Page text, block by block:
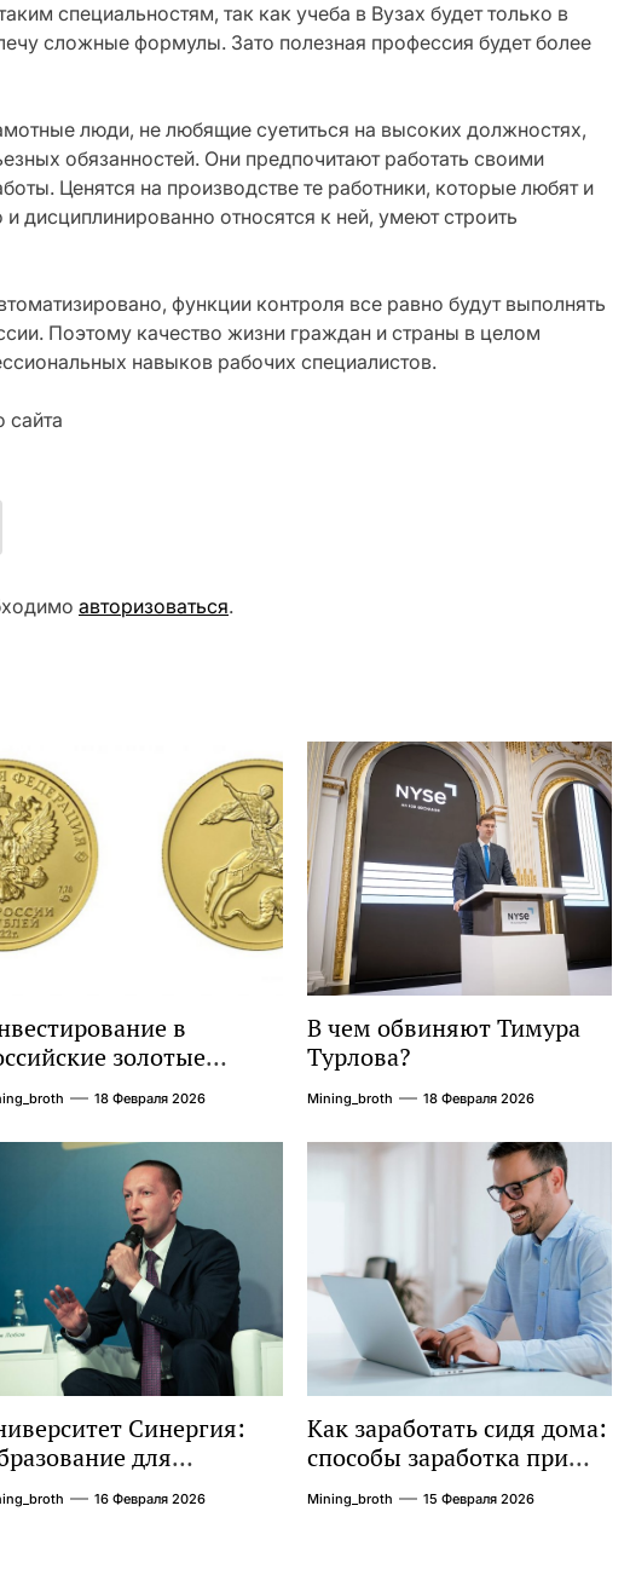
специальностям, так как учеба в Вузах будет только в
сложные формулы. Зато полезная профессия будет более
люди, не любящие суетиться на высоких должностях,
обязанностей. Они предпочитают работать своими
Ценятся на производстве те работники, которые любят и
дисциплинированно относятся к ней, умеют строить
функции контроля все равно будут выполнять
Поэтому качество жизни граждан и страны в целом
навыков рабочих специалистов.
сайта
авторизоваться.
в
золотые
подробное
18 Февраля 2026
В чем обвиняют Тимура
Турлова?
Mining_broth 18 Февраля 2026
Синергия:
для
16 Февраля 2026
Как заработать сидя дома:
способы заработка при
помощи Интернета и без
него
Mining_broth 15 Февраля 2026